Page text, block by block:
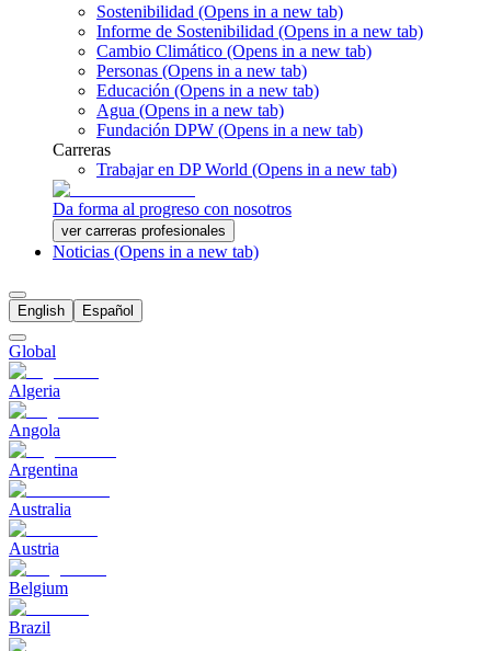
Sostenibilidad (Opens in a new tab)
Informe de Sostenibilidad (Opens in a new tab)
Cambio Climático (Opens in a new tab)
Personas (Opens in a new tab)
Educación (Opens in a new tab)
Agua (Opens in a new tab)
Fundación DPW (Opens in a new tab)
Carreras
Trabajar en DP World (Opens in a new tab)
Da forma al progreso con nosotros
ver carreras profesionales
Noticias (Opens in a new tab)
English Español
Global
Algeria
Angola
Argentina
Australia
Austria
Belgium
Brazil